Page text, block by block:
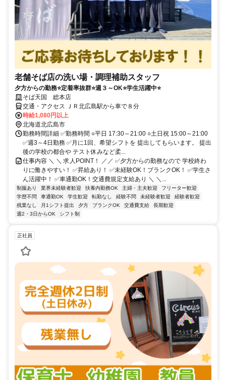
老舗そば店の洗い場・調理補助スタッフ
夕方からの勤務⭐定着率抜群⭐週３～OK⭐学生活躍中⭐
そば天国 総本店
交通・アクセス ＪＲ北広島駅から車で８分
時給1,080円以上
北海道北広島市
勤務時間詳細 ✅勤務時間 ○平日 17:30～21:00 ○土日祝 15:00～21:00
✅週3～4日勤務 ✅月に1回、希望シフトを 提出してもらいます。 提出
後の学校の都合や テスト休みなど柔...
仕事内容 ＼ ＼ 求人POINT！ ／／ ✅夕方からの勤務なので 学校終わ
りに働きやすい！ ✅昇給あり！ ✅未経験OK！ブランクOK！ ✅学生さ
ん活躍中！ ✅車通勤OK！交通費規定支給あり ＼ ＼...
制服あり 業界未経験者歓迎 扶養内勤務OK 主婦・主夫歓迎
フリーター歓迎
学歴不問
車通勤OK 学生歓迎 転勤なし 経験不問 未経験者歓迎
経験者歓迎
残業なし
月1シフト提出 夕方 ブランクOK 交通費支給
長期歓迎
週2・3日からOK
シフト制
正社員